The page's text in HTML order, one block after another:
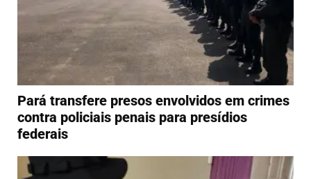
Pará transfere presos envolvidos em crimes
contra policiais penais para presídios
federais